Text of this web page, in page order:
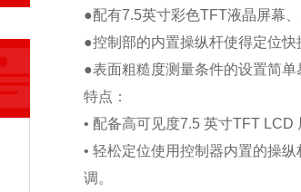
●配有7.5英寸彩色TFT液晶屏幕
●控制部的内置操纵杆使得定位
●表面粗糙度测量条件的设置简
特点：
• 配备高可见度7.5 英寸TFT LCD
• 轻松定位使用控制器内置的操
调。